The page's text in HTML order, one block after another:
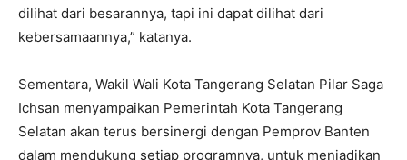
dilihat dari besarannya, tapi ini dapat dilihat dari
kebersamaannya,” katanya.
Sementara, Wakil Wali Kota Tangerang Selatan Pilar Saga
Ichsan menyampaikan Pemerintah Kota Tangerang
Selatan akan terus bersinergi dengan Pemprov Banten
dalam mendukung setiap programnya, untuk menjadikan